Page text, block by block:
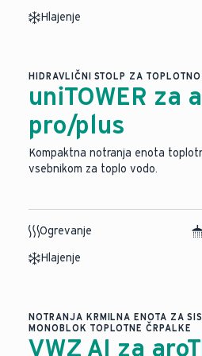
Hlajenje
HIDRAVLIČNI STOLP ZA
uniTOWER za
pro/plus
Kompaktna notranja enota
vsebnikom za toplo vodo.
Ogrevanje
Hlajenje
NOTRANJA KRMILNA ENOTA ZA
MONOBLOK TOPLOTNE ČRPALKE
VWZ AI za